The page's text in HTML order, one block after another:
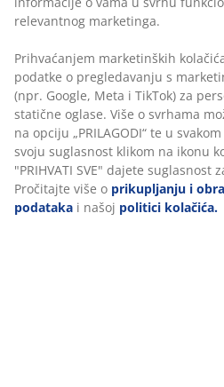
Komentari
(0)
Dostava
Personaliziramo vaše
U JYSKu koristimo kolačiće i
osigurali dobro korisničko iskustvo
stranici. Kolačići prikupljaju
funkcionalnosti, statistike i
Prihvaćanjem marketinških
o pregledavanju s marketinškim
Meta i TikTok) za personalizirane i
svrhama možete pročitati klikom na